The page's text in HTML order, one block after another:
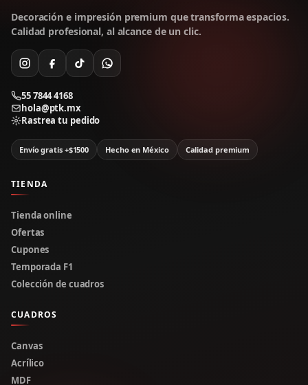
Decoración e impresión premium que transforma espacios.
Calidad profesional, al alcance de un clic.
55 7844 4168
hola@ptk.mx
Rastrea tu pedido
Envío gratis +$1500 Hecho en México Calidad premium
TIENDA
Tienda online
Ofertas
Cupones
Temporada F1
Colección de cuadros
CUADROS
Canvas
Acrílico
MDF